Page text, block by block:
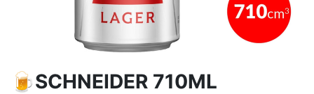
🍺SCHNEIDER 710ML